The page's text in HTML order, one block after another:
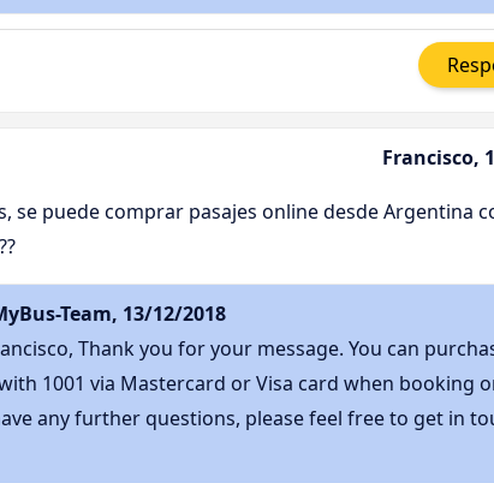
Francisco,
se puede comprar pasajes online desde Argentina
Team, 13/12/2018
Thank you for your message. You can
1001 via Mastercard or Visa card when booking
any further questions, please feel free to get in